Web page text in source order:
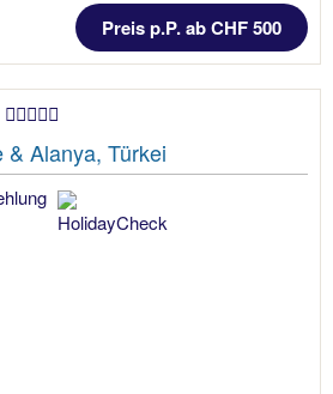
Preis p.P. ab CHF 500
& Alanya, Türkei